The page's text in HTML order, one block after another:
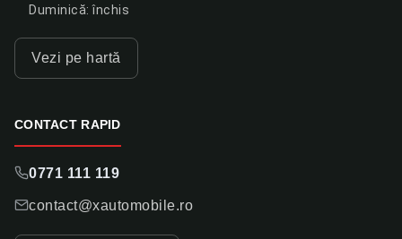
Duminică: închis
Vezi pe hartă
CONTACT RAPID
0771 111 119
contact@xautomobile.ro